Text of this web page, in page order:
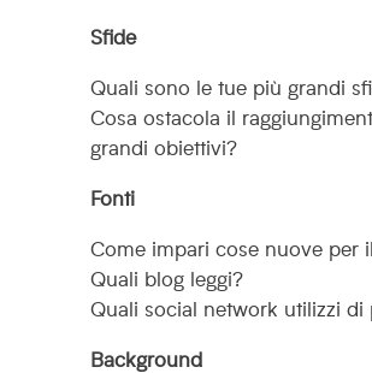
Sfide
Quali sono le tue più grandi
Cosa ostacola il
grandi obiettivi?
Fonti
Come impari cose nuove per
Quali blog leggi?
Quali social network utilizzi di
Background